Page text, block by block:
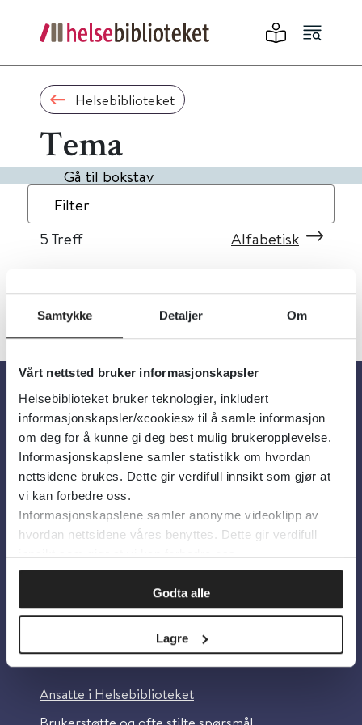
Samtykke Detaljer Om
Vårt nettsted bruker informasjonskapsler
Helsebiblioteket bruker teknologier, inkludert
informasjonskapsler/«cookies» til å samle informasjon
om deg for å kunne gi deg best mulig brukeropplevelse.
Informasjonskapslene samler statistikk om hvordan
nettsidene brukes. Dette gir verdifull innsikt som gjør at
vi kan forbedre oss.
Informasjonskapslene samler anonyme videoklipp av
hvordan nettsidene våres benyttes. Dette gir verdifull
innsikt som gjør at vi kan forbedre oss.
Godta alle
Lagre
Helsebiblioteket
Tema
Gå til bokstav
Filter
5 Treff Alfabetisk
Om oss
Om Helsebiblioteket
Personvern og informasjonskapsler
Tilgjengelighetserklæring
Information in English
Ansatte i Helsebiblioteket